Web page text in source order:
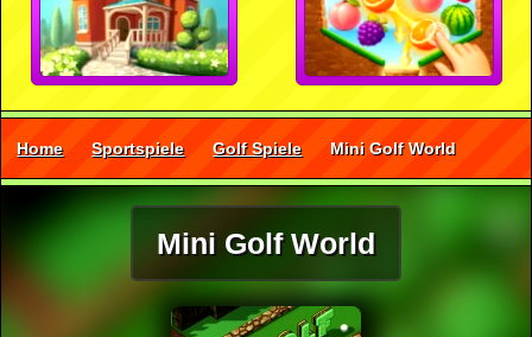
Home Sportspiele Golf Spiele Mini Golf World
Mini Golf World